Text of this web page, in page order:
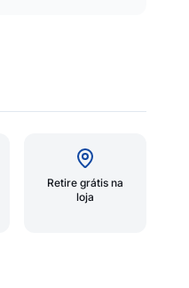
Retire grátis na
loja